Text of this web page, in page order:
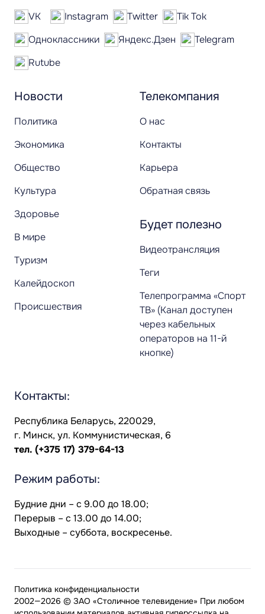
Новости
Политика
Экономика
Общество
Культура
Здоровье
В мире
Туризм
Калейдоскоп
Происшествия
Телекомпания
О нас
Контакты
Карьера
Обратная связь
Будет полезно
Видеотрансляция
Теги
Телепрограмма «Спорт
ТВ» (Канал доступен
через кабельных
операторов на 11-й
кнопке)
VK Instagram Twitter
Tik Tok
Одноклассники
Яндекс.Дзен
Telegram
Rutube
Контакты:
Республика Беларусь, 220029,
г. Минск, ул. Коммунистическая, 6
тел. (+375 17) 379-64-13
Режим работы:
Будние дни – с 9.00 до 18.00;
Перерыв – с 13.00 до 14.00;
Выходные – суббота, воскресенье.
2002—2026 © ЗАО «Столичное телевидение» При любом
Политика конфиденциальности